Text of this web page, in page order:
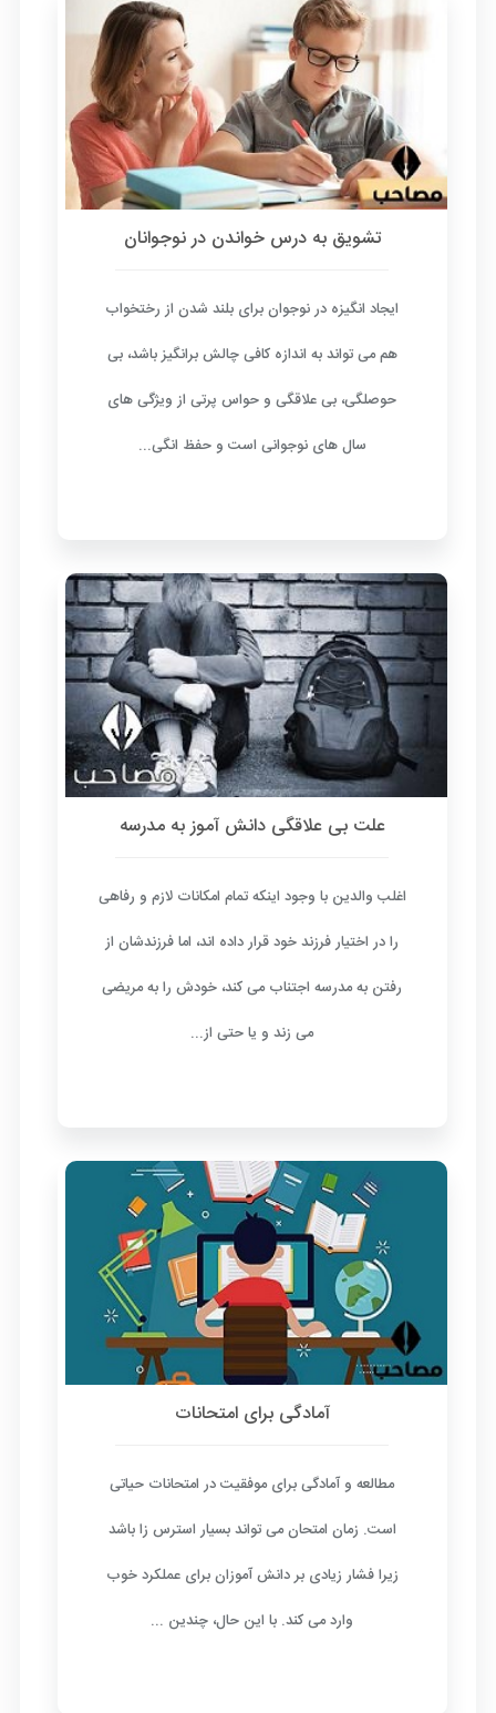
تشویق به درس خواندن در نوجوانان
ایجاد انگیزه در نوجوان برای بلند شدن از رختخواب
هم می تواند به اندازه کافی چالش برانگیز باشد، بی
حوصلگی، بی علاقگی و حواس پرتی از ویژگی های
سال های نوجوانی است و حفظ انگی...
علت بی علاقگی دانش آموز به مدرسه
اغلب والدین با وجود اینکه تمام امکانات لازم و رفاهی
را در اختیار فرزند خود قرار داده اند، اما فرزندشان از
رفتن به مدرسه اجتناب می کند، خودش را به مریضی
می زند و یا حتی از...
آمادگی برای امتحانات
مطالعه و آمادگی برای موفقیت در امتحانات حیاتی
است. زمان امتحان می تواند بسیار استرس زا باشد
زیرا فشار زیادی بر دانش آموزان برای عملکرد خوب
وارد می کند. با این حال، چندین ...